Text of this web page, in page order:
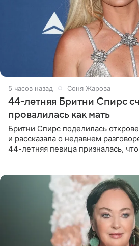
5 часов назад Соня Жарова
44-летняя Бритни Спирс
провалилась как мать
Бритни Спирс поделилась
и рассказала о недавнем
44-летняя певица призналась,